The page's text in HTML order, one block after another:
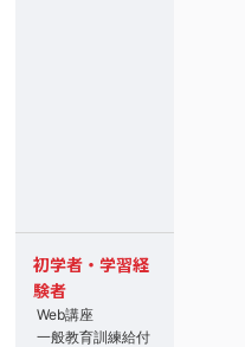
初学者・学習経
験者
Web講座
一般教育訓練給付